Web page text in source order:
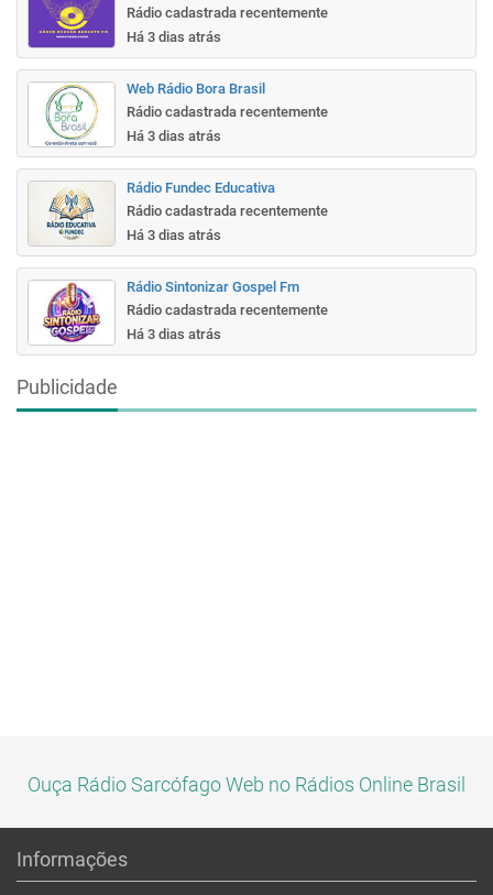
Rádio cadastrada recentemente
Há 3 dias atrás
Web Rádio Bora Brasil
Rádio cadastrada recentemente
Há 3 dias atrás
Rádio Fundec Educativa
Rádio cadastrada recentemente
Há 3 dias atrás
Rádio Sintonizar Gospel Fm
Rádio cadastrada recentemente
Há 3 dias atrás
Publicidade
Ouça Rádio Sarcófago Web no Rádios Online Brasil
Informações